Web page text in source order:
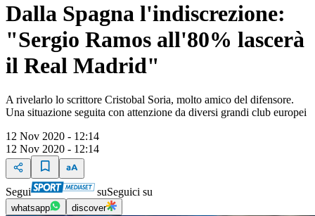
Dalla Spagna l'indiscrezione:
"Sergio Ramos all'80% lascerà
il Real Madrid"
A rivelarlo lo scrittore Cristobal Soria, molto amico del difensore.
Una situazione seguita con attenzione da diversi grandi club europei
12 Nov 2020 - 12:14
12 Nov 2020 - 12:14
Segui suSeguici su
whatsapp discover